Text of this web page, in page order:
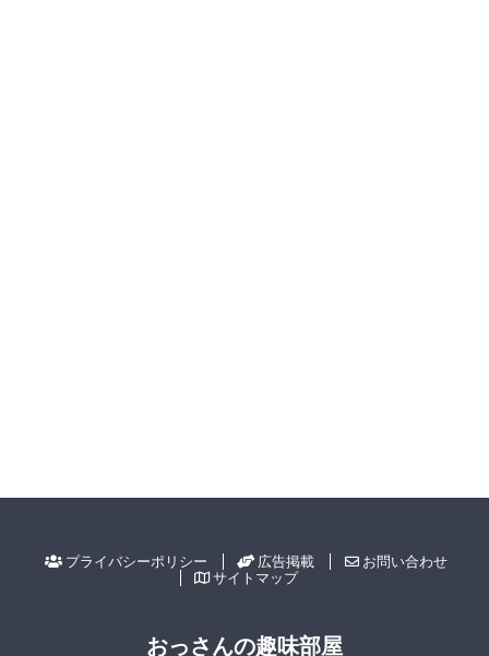
プライバシーポリシー 広告掲載
お問い合わせ
サイトマップ
おっさんの趣味部屋